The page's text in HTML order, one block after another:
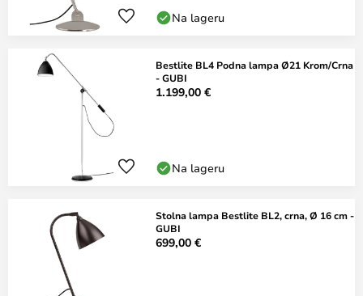
Na lageru
Bestlite BL4 Podna lampa Ø21 Krom/Crna
- GUBI
1.199,00 €
Na lageru
Stolna lampa Bestlite BL2, crna, Ø 16 cm -
GUBI
699,00 €